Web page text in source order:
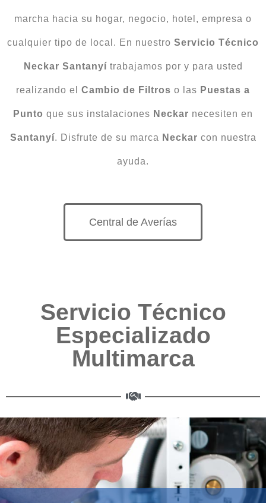
marcha hacia su hogar, negocio, hotel, empresa o
cualquier tipo de local. En nuestro Servicio Técnico
Neckar Santanyí trabajamos por y para usted
realizando el Cambio de Filtros o las Puestas a
Punto que sus instalaciones Neckar necesiten en
Santanyí. Disfrute de su marca Neckar con nuestra
ayuda.
Central de Averías
Servicio Técnico
Especializado
Multimarca